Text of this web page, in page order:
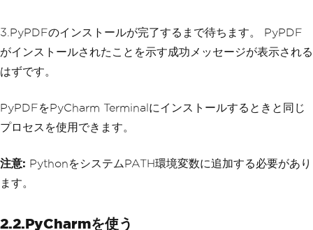
3.PyPDFのインストールが完了するまで待ちます。 PyPDF
がインストールされたことを示す成功メッセージが表示される
はずです。
PyPDFをPyCharm Terminalにインストールするときと同じ
プロセスを使用できます。
注意: PythonをシステムPATH環境変数に追加する必要があり
ます。
2.2.PyCharmを使う